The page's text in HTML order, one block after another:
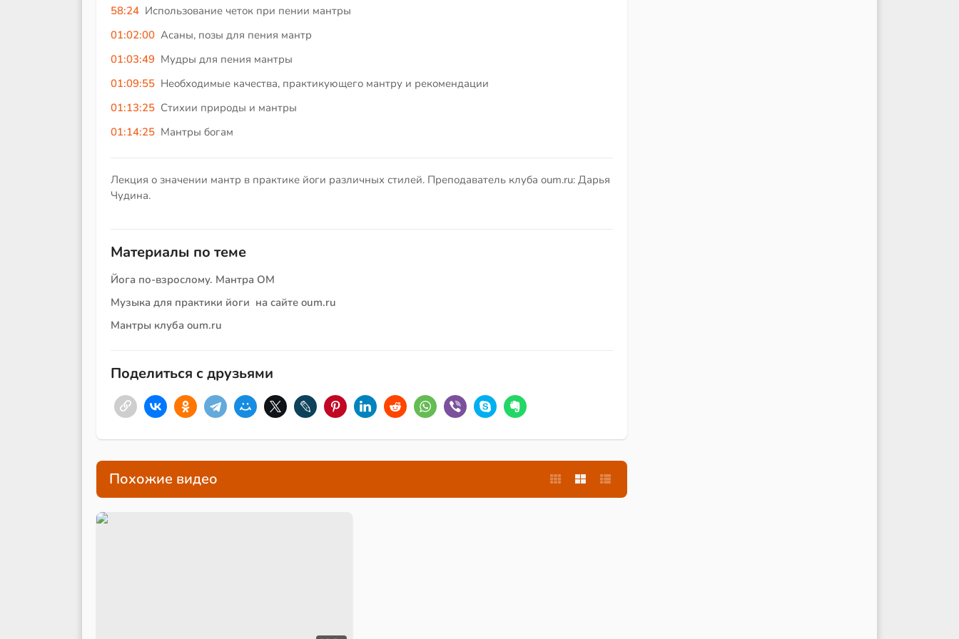
58:24 Использование четок при пении мантры
01:02:00 Асаны, позы для пения мантр
01:03:49 Мудры для пения мантры
01:09:55 Необходимые качества, практикующего мантру и рекомендации
01:13:25 Стихии природы и мантры
01:14:25 Мантры богам
Лекция о значении мантр в практике йоги различных стилей. Преподаватель клуба oum.ru: Дарья
Чудина.
Материалы по теме
Йога по-взрослому. Мантра ОМ
Музыка для практики йоги на сайте oum.ru
Мантры клуба oum.ru
Поделиться с друзьями
Похожие видео